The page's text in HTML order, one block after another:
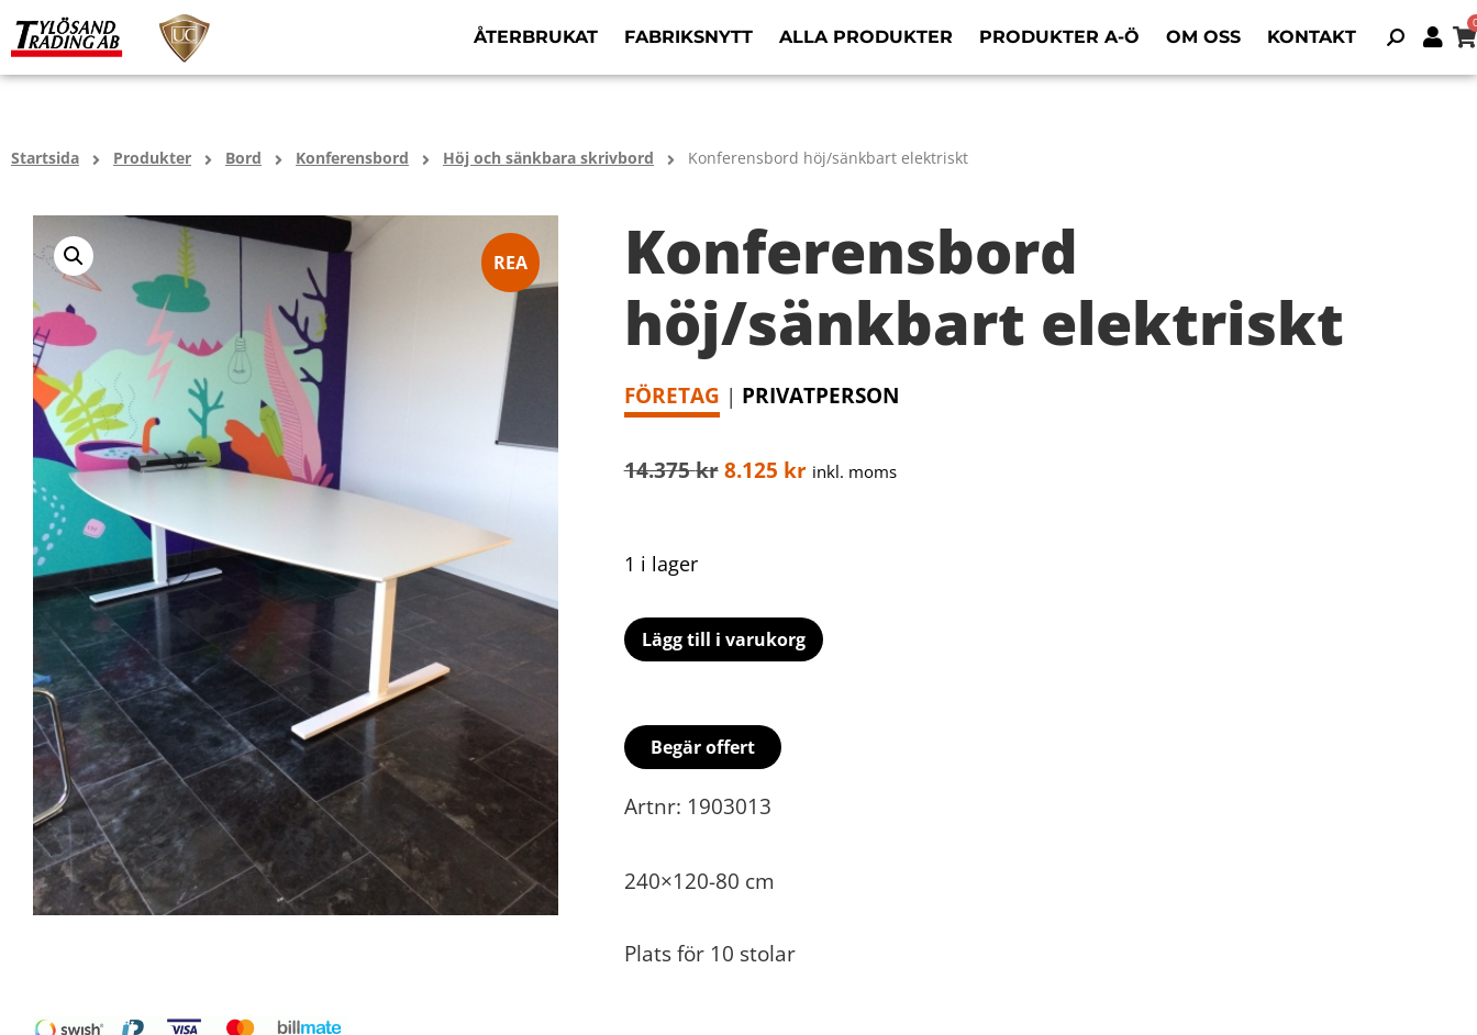
ÅTERBRUKAT FABRIKSNYTT ALLA PRODUKTER PRODUKTER A-Ö OM OSS KONTAKT
Startsida Produkter Bord Konferensbord Höj och sänkbara skrivbord Konferensbord höj/sänkbart elektriskt
REA
Konferensbord
höj/sänkbart elektriskt
FÖRETAG | PRIVATPERSON
14.375kr 8.125 kr inkl. moms
1 i lager
Lägg till i varukorg
Begär offert
Artnr: 1903013
240×120-80 cm
Plats för 10 stolar